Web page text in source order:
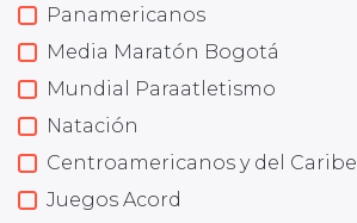
Panamericanos
Media Maratón Bogotá
Mundial Paraatletismo
Natación
Centroamericanos y del Caribe
Juegos Acord